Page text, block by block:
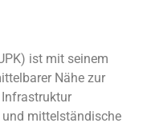
ist mit seinem
Nähe zur
Infrastruktur
mittelständische